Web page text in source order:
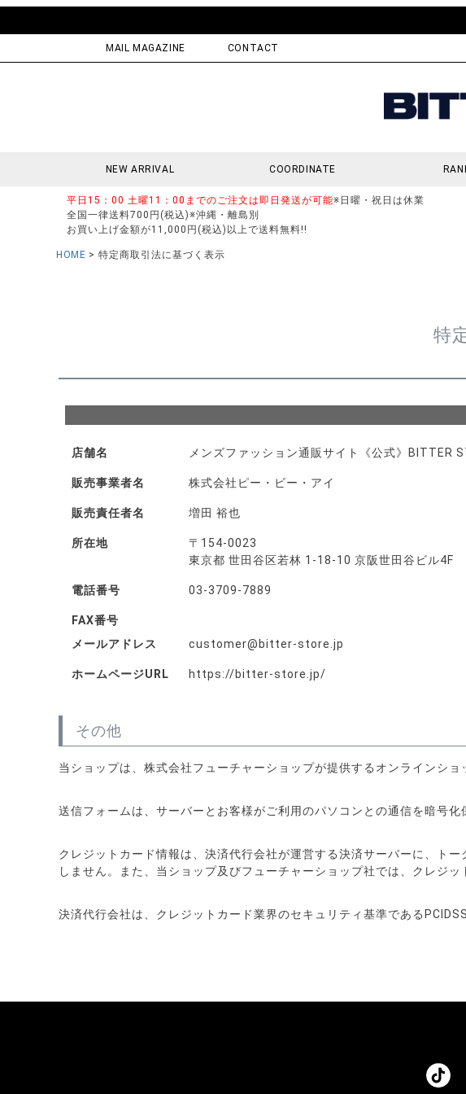
MAIL MAGAZINE CONTACT
NEW ARRIVAL COORDINATE
平日15：00 土曜11：00までのご注文は即日発送が可能※日曜・祝日は休業
全国一律送料700円(税込)※沖縄・離島別
お買い上げ金額が11,000円(税込)以上で送料無料!!
HOME 特定商取引法に基づく表示
特
店舗名 メンズファッション通販サイト《公式》BITTER
販売事業者名 株式会社ピー・ビー・アイ
販売責任者名 増田 裕也
所在地
〒154-0023
東京都 世田谷区若林 1-18-10 京阪世田谷ビル4F
電話番号 03-3709-7889
FAX番号
メールアドレス
customer@bitter-store.jp
ホームページURL https://bitter-store.jp/
その他
当ショップは、株式会社フューチャーショップが提供するオンラインショ
送信フォームは、サーバーとお客様がご利用のパソコンとの通信を暗号
クレジットカード情報は、決済代行会社が運営する決済サーバーに、ト
しません。また、当ショップ及びフューチャーショップ社では、クレジッ
決済代行会社は、クレジットカード業界のセキュリティ基準である